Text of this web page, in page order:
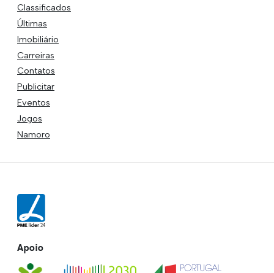
Classificados
Últimas
Imobiliário
Carreiras
Contatos
Publicitar
Eventos
Jogos
Namoro
Apoio